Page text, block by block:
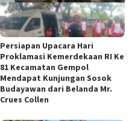
Persiapan Upacara Hari
Proklamasi Kemerdekaan RI Ke
81 Kecamatan Gempol
Mendapat Kunjungan Sosok
Budayawan dari Belanda Mr.
Crues Collen